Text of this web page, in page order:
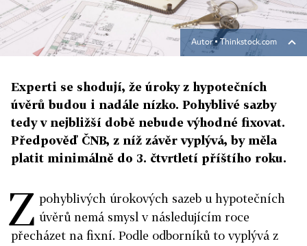
Autor ▪Thinkstock.com
Experti se shodují, že úroky z hypotečních
úvěrů budou i nadále nízko. Pohyblivé sazby
tedy v nejbližší době nebude výhodné fixovat.
Předpověď ČNB, z níž závěr vyplývá, by měla
platit minimálně do 3. čtvrtletí příštího roku.
Z pohyblivých úrokových sazeb u hypotečních
úvěrů nemá smysl v následujícím roce
přecházet na fixní. Podle odborníků to vyplývá z